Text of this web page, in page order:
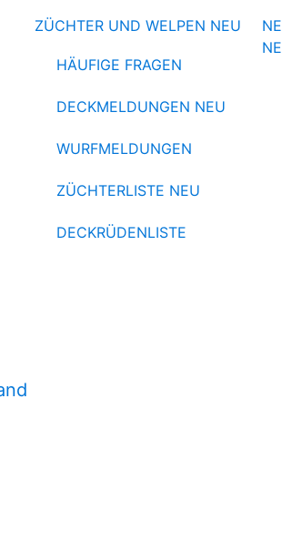
ZÜCHTER UND WELPEN NEU
HÄUFIGE FRAGEN
DECKMELDUNGEN NEU
WURFMELDUNGEN
ZÜCHTERLISTE NEU
DECKRÜDENLISTE